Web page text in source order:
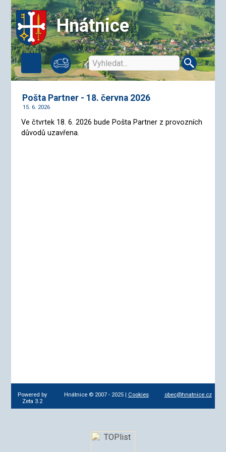
Hnátnice
Pošta Partner - 18. června 2026
15. 6. 2026
Ve čtvrtek 18. 6. 2026 bude Pošta Partner z provozních
důvodů uzavřena.
Powered by
Zeta 3.2
Hnátnice © 2007 - 2025 | Cookies obec@hnatnice.cz